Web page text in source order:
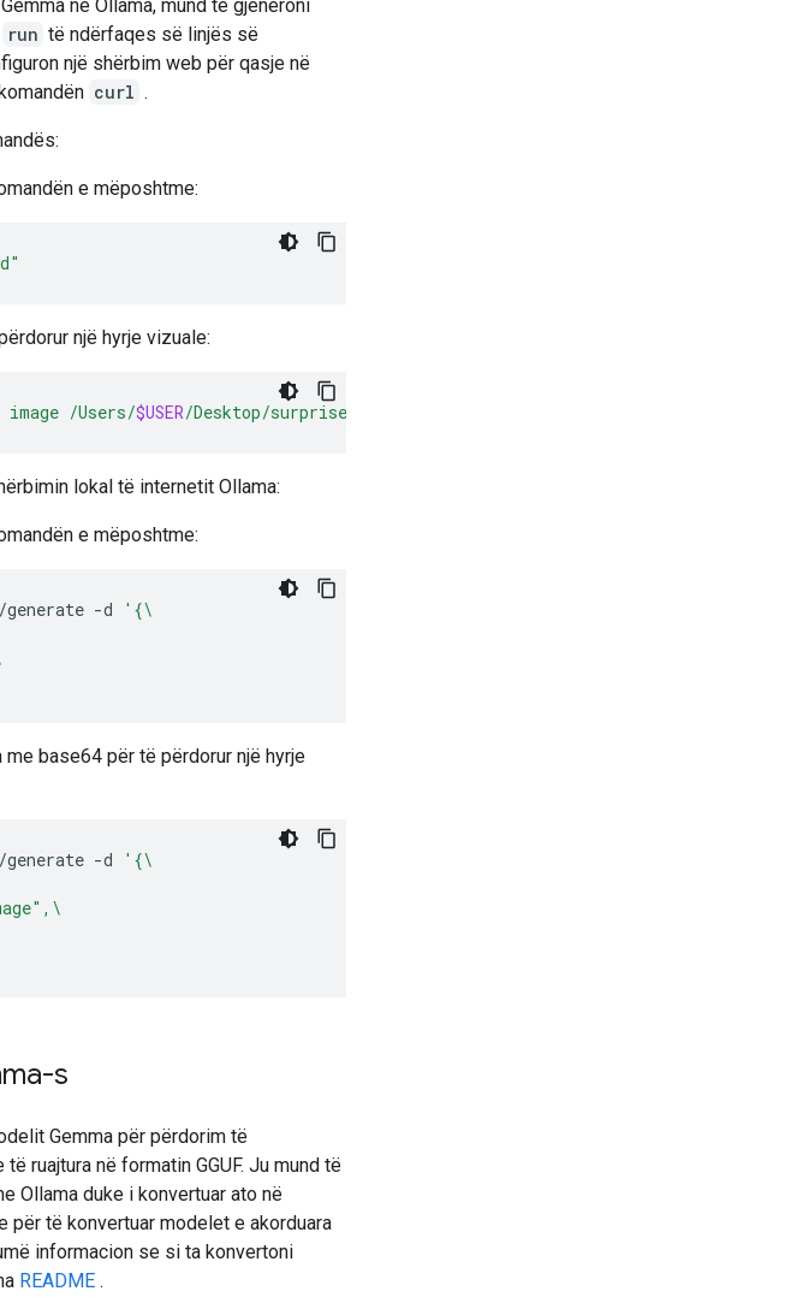
në Ollama, mund të gjeneroni
run të ndërfaqes së linjës së
një shërbim web për qasje në
curl .
e mëposhtme:
një hyrje vizuale:
/Users/$USER/Desktop/surprise.png"
lokal të internetit Ollama:
e mëposhtme:
-d
'{\
base64 për të përdorur një hyrje
-d
'{\
s
Gemma për përdorim të
ruajtura në formatin GGUF. Ju mund të
Ollama duke i konvertuar ato në
për të konvertuar modelet e akorduara
informacion se si ta konvertoni
README .